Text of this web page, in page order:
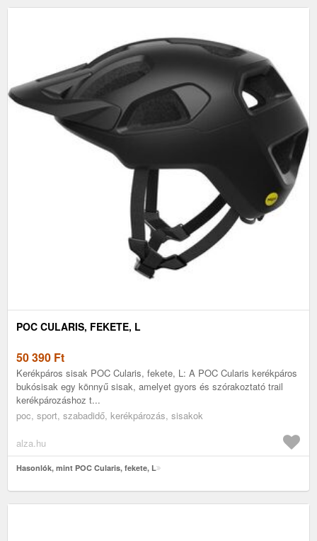
POC CULARIS, FEKETE, L
50 390 Ft
Kerékpáros sisak POC Cularis, fekete, L: A POC Cularis kerékpáros
bukósisak egy könnyű sisak, amelyet gyors és szórakoztató trail
kerékpározáshoz t...
poc, sport, szabadidő, kerékpározás, sisakok
alza.hu
Hasonlók, mint POC Cularis, fekete, L